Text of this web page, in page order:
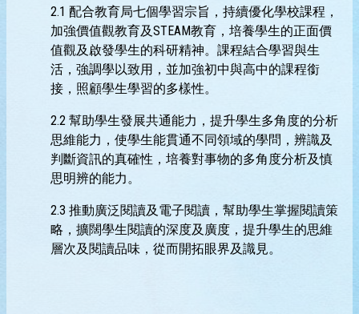
2.1 配合教育局七個學習宗旨，持續優化學校課程，
加強價值觀教育及STEAM教育，培養學生的正面價
值觀及啟發學生的科研精神。課程結合學習與生
活，強調學以致用，並加強初中與高中的課程銜
接，照顧學生學習的多樣性。
2.2 幫助學生發展共通能力，提升學生多角度的分析
思維能力，使學生能貫通不同領域的學問，辨識及
判斷資訊的真確性，培養對事物的多角度分析及慎
思明辨的能力。
2.3 推動廣泛閱讀及電子閱讀，幫助學生掌握閱讀策
略，擴闊學生閱讀的深度及廣度，提升學生的思維
層次及閱讀品味，從而開拓眼界及識見。